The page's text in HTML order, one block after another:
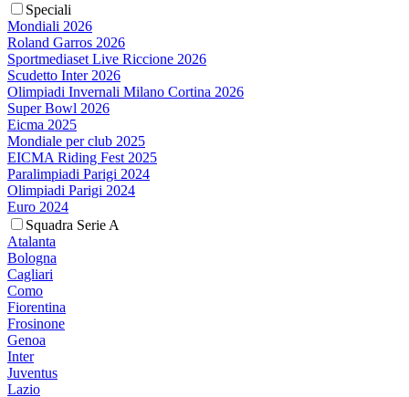
Speciali
Mondiali 2026
Roland Garros 2026
Sportmediaset Live Riccione 2026
Scudetto Inter 2026
Olimpiadi Invernali Milano Cortina 2026
Super Bowl 2026
Eicma 2025
Mondiale per club 2025
EICMA Riding Fest 2025
Paralimpiadi Parigi 2024
Olimpiadi Parigi 2024
Euro 2024
Squadra Serie A
Atalanta
Bologna
Cagliari
Como
Fiorentina
Frosinone
Genoa
Inter
Juventus
Lazio